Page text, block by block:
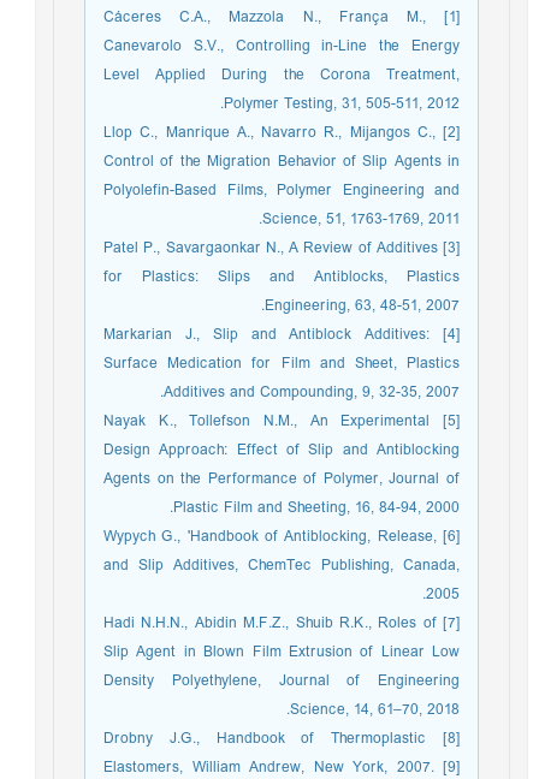
[1] Cáceres C.A., Mazzola N., França M.,
Canevarolo S.V., Controlling in-Line the Energy
Level Applied During the Corona Treatment,
Polymer Testing, 31, 505-511, 2012.
[2] Llop C., Manrique A., Navarro R., Mijangos C.,
Control of the Migration Behavior of Slip Agents in
Polyolefin-Based Films, Polymer Engineering and
Science, 51, 1763-1769, 2011.
[3] Patel P., Savargaonkar N., A Review of Additives
for Plastics: Slips and Antiblocks, Plastics
Engineering, 63, 48-51, 2007.
[4] Markarian J., Slip and Antiblock Additives:
Surface Medication for Film and Sheet, Plastics
Additives and Compounding, 9, 32-35, 2007.
[5] Nayak K., Tollefson N.M., An Experimental
Design Approach: Effect of Slip and Antiblocking
Agents on the Performance of Polymer, Journal of
Plastic Film and Sheeting, 16, 84-94, 2000.
[6] Wypych G., 'Handbook of Antiblocking, Release,
and Slip Additives, ChemTec Publishing, Canada,
2005.
[7] Hadi N.H.N., Abidin M.F.Z., Shuib R.K., Roles of
Slip Agent in Blown Film Extrusion of Linear Low
Density Polyethylene, Journal of Engineering
Science, 14, 61–70, 2018.
[8] Drobny J.G., Handbook of Thermoplastic
Elastomers, William Andrew, New York, 2007. [9]